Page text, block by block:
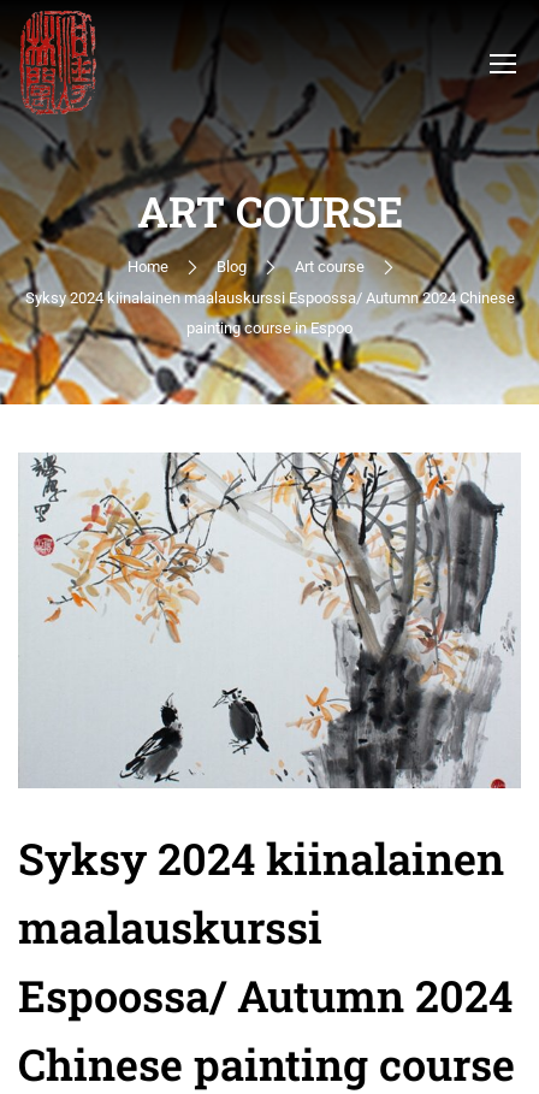
ART COURSE
Home Blog
Art course
Syksy 2024 kiinalainen maalauskurssi Espoossa/ Autumn 2024 Chinese
painting course in Espoo
Syksy 2024 kiinalainen
maalauskurssi
Espoossa/ Autumn 2024
Chinese painting course